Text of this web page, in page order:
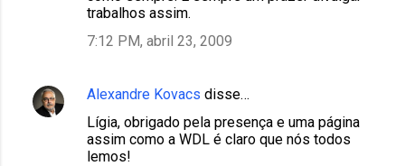
trabalhos assim.
7:12 PM, abril 23, 2009
Alexandre Kovacs disse…
Lígia, obrigado pela presença e uma página
assim como a WDL é claro que nós todos
lemos!